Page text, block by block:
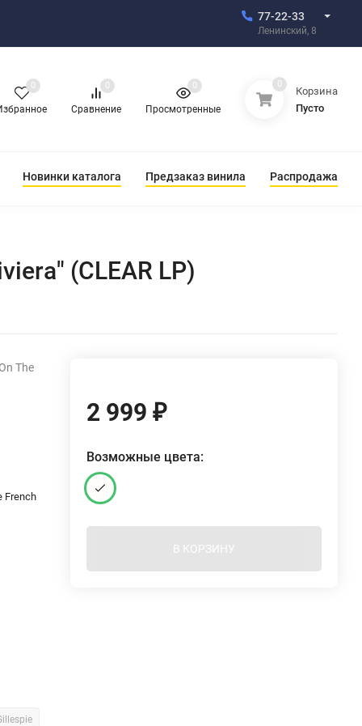
77-22-33
Ленинский, 8
0
Сравнение
0
Просмотренные
0 0
Корзина
Пусто
Новинки каталога Предзаказ винила Распродажа
(CLEAR LP)
The
French
2 999₽
Возможные цвета:
В КОРЗИНУ